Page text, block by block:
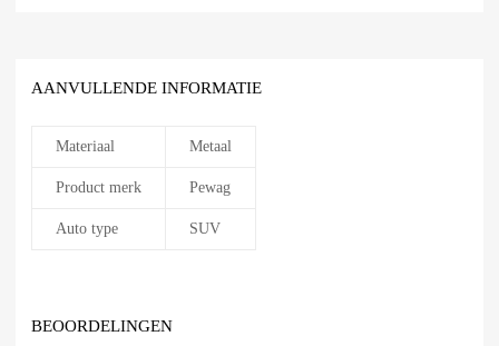
AANVULLENDE INFORMATIE
Materiaal Metaal
Product merk Pewag
Auto type SUV
BEOORDELINGEN